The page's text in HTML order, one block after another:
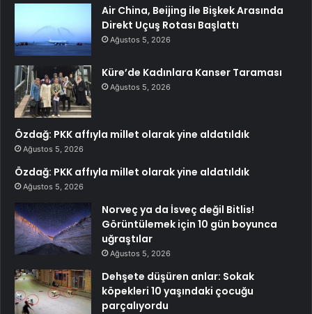
Air China, Beijing ile Bişkek Arasında
Direkt Uçuş Rotası Başlattı
Ağustos 5, 2026
Küre’de Kadınlara Kanser Taraması
Ağustos 5, 2026
Özdağ: PKK affıyla millet olarak yine aldatıldık
Ağustos 5, 2026
Özdağ: PKK affıyla millet olarak yine aldatıldık
Ağustos 5, 2026
Norveç ya da İsveç değil Bitlis!
Görüntülemek için 10 gün boyunca
uğraştılar
Ağustos 5, 2026
Dehşete düşüren anlar: Sokak
köpekleri 10 yaşındaki çocuğu
parçalıyordu